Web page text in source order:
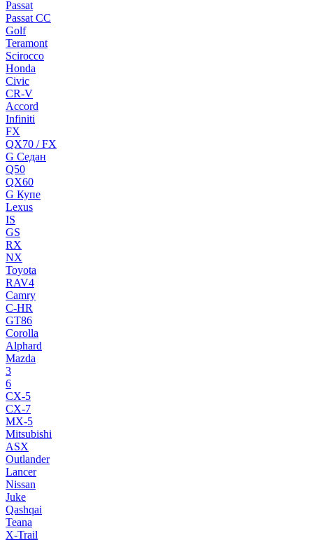
Passat
Passat CC
Golf
Teramont
Scirocco
Honda
Civic
CR-V
Accord
Infiniti
FX
QX70 / FX
G Cедан
Q50
QX60
G Купе
Lexus
IS
GS
RX
NX
Toyota
RAV4
Camry
C-HR
GT86
Corolla
Alphard
Mazda
3
6
CX-5
CX-7
MX-5
Mitsubishi
ASX
Outlander
Lancer
Nissan
Juke
Qashqai
Teana
X-Trail